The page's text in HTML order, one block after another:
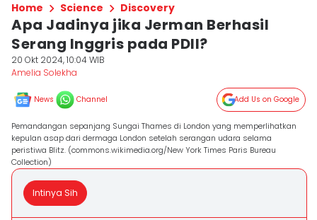
Home Science Discovery
Apa Jadinya jika Jerman Berhasil
Serang Inggris pada PDII?
20 Okt 2024, 10:04 WIB
Amelia Solekha
News Channel Add Us on Google
Pemandangan sepanjang Sungai Thames di London yang memperlihatkan
kepulan asap dari dermaga London setelah serangan udara selama
peristiwa Blitz. (commons.wikimedia.org/New York Times Paris Bureau
Collection)
Intinya Sih